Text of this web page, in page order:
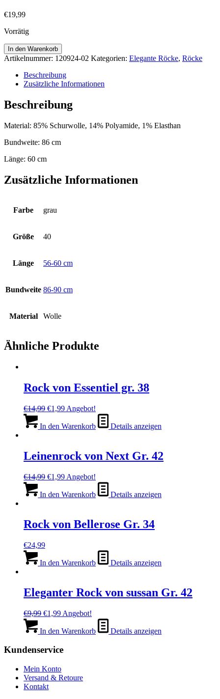
€19,99
Vorrätig
Rock
Black
In den Warenkorb
Artikelnummer: 120924-02 Kategorien: Elegante Röcke, Röcke
Beschreibung
Zusätzliche Informationen
Beschreibung
Material: 85% Schurwolle, 14% Polyamide, 1% Elasthan
Bundweite: 86 cm
Länge: 60 cm
Zusätzliche Informationen
Farbe grau
Größe 40
Länge 56-60 cm
Bundweite 86-90 cm
Material Wolle
Ähnliche Produkte
Rock von Essentiel gr. 38
€14,99 Ursprünglicher
war:
€1,99Aktueller
ist:
Angebot!
In den Warenkorb Details anzeigen
Leinenrock von Next Gr. 42
€14,99 Ursprünglicher
war:
€1,99Aktueller
ist:
Angebot!
In den Warenkorb Details anzeigen
Rock von Bellerose Gr. 34
€24,99
In den Warenkorb Details anzeigen
Eleganter Rock von sussan Gr. 42
€9,99 Ursprünglicher
war:
€1,99Aktueller
ist:
Angebot!
In den Warenkorb Details anzeigen
Kundenservice
Mein Konto
Versand & Retoure
Kontakt